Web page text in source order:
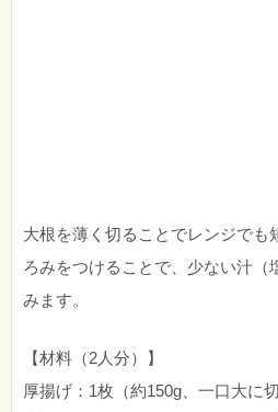
大根を薄く切ることでレンジでも
ろみをつけることで、少ない汁（
みます。
【材料（2人分）】
厚揚げ：1枚（約150g、一口大に切